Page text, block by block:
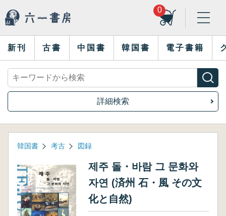
0
新刊 古書 中国書 韓国書 電子書籍
詳細検索
韓国書 考古 図録
제주 돌・바람 그 문화와
자연 (済州 石・風 その文
化と自然)